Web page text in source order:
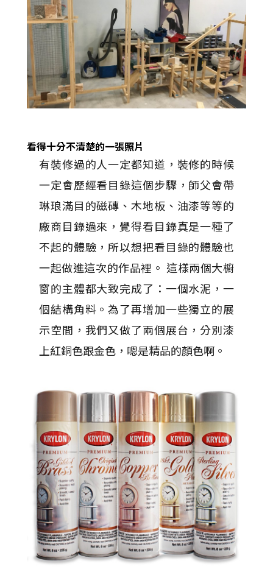
看得十分不清楚的一張照片
有裝修過的人一定都知道，裝修的時候
一定會歷經看目錄這個步驟，師父會帶
琳琅滿目的磁磚、木地板、油漆等等的
廠商目錄過來，覺得看目錄真是一種了
不起的體驗，所以想把看目錄的體驗也
一起做進這次的作品裡。 這樣兩個大櫥
窗的主體都大致完成了：一個水泥，一
個結構角料。為了再增加一些獨立的展
示空間，我們又做了兩個展台，分別漆
上紅銅色跟金色，嗯是精品的顏色啊。